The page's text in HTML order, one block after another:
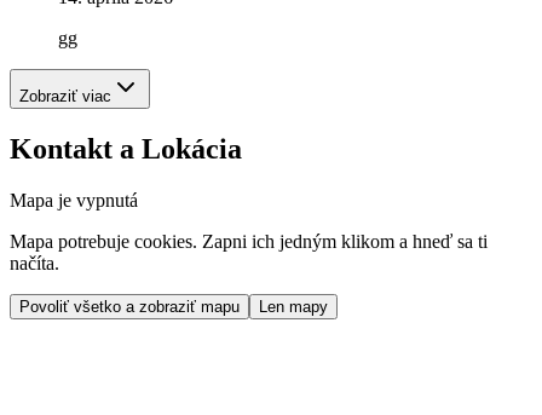
gg
Zobraziť viac
Kontakt a Lokácia
Mapa je vypnutá
Mapa potrebuje cookies. Zapni ich jedným klikom a hneď sa ti
načíta.
Povoliť všetko a zobraziť mapu Len mapy